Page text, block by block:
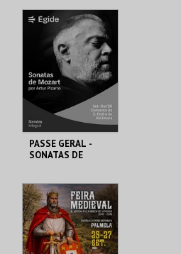
AQUISIÇÃO
MAIS INFO
COMPRAR
PASSE GERAL -
SONATAS DE
AQUISIÇÃO
MAIS INFO